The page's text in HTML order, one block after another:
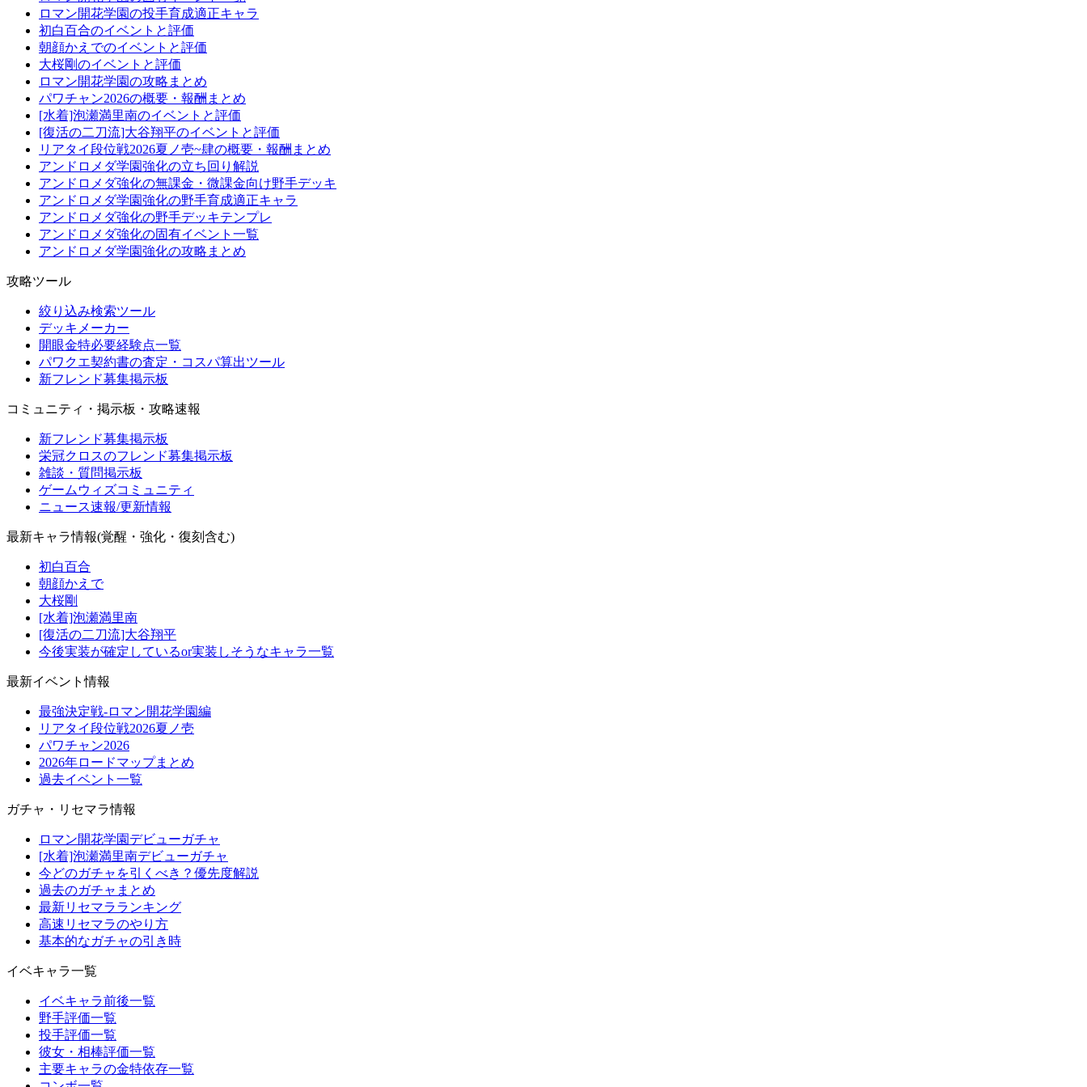
ロマン開花学園の投手育成適正キャラ
初白百合のイベントと評価
朝顔かえでのイベントと評価
大桜剛のイベントと評価
ロマン開花学園の攻略まとめ
パワチャン2026の概要・報酬まとめ
[水着]泡瀬満里南のイベントと評価
[復活の二刀流]大谷翔平のイベントと評価
リアタイ段位戦2026夏ノ壱~肆の概要・報酬まとめ
アンドロメダ学園強化の立ち回り解説
アンドロメダ強化の無課金・微課金向け野手デッキ
アンドロメダ学園強化の野手育成適正キャラ
アンドロメダ強化の野手デッキテンプレ
アンドロメダ強化の固有イベント一覧
アンドロメダ学園強化の攻略まとめ
攻略ツール
絞り込み検索ツール
デッキメーカー
開眼金特必要経験点一覧
パワクエ契約書の査定・コスパ算出ツール
新フレンド募集掲示板
コミュニティ・掲示板・攻略速報
新フレンド募集掲示板
栄冠クロスのフレンド募集掲示板
雑談・質問掲示板
ゲームウィズコミュニティ
ニュース速報/更新情報
最新キャラ情報(覚醒・強化・復刻含む)
初白百合
朝顔かえで
大桜剛
[水着]泡瀬満里南
[復活の二刀流]大谷翔平
今後実装が確定しているor実装しそうなキャラ一覧
最新イベント情報
最強決定戦-ロマン開花学園編
リアタイ段位戦2026夏ノ壱
パワチャン2026
2026年ロードマップまとめ
過去イベント一覧
ガチャ・リセマラ情報
ロマン開花学園デビューガチャ
[水着]泡瀬満里南デビューガチャ
今どのガチャを引くべき？優先度解説
過去のガチャまとめ
最新リセマラランキング
高速リセマラのやり方
基本的なガチャの引き時
イベキャラ一覧
イベキャラ前後一覧
野手評価一覧
投手評価一覧
彼女・相棒評価一覧
主要キャラの金特依存一覧